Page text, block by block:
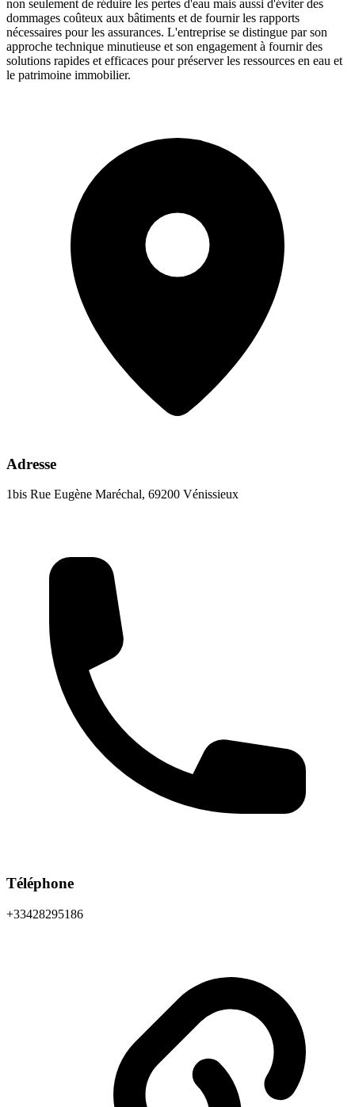
non seulement de réduire les pertes d'eau mais aussi d'éviter des
dommages coûteux aux bâtiments et de fournir les rapports
nécessaires pour les assurances. L'entreprise se distingue par son
approche technique minutieuse et son engagement à fournir des
solutions rapides et efficaces pour préserver les ressources en eau et
le patrimoine immobilier.
Adresse
1bis Rue Eugène Maréchal, 69200 Vénissieux
Téléphone
+33428295186